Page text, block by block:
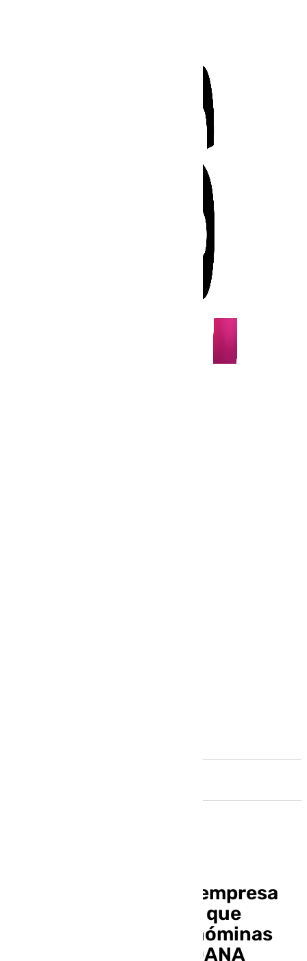
Trabajadores de una empresa
de Málaga denuncian que
descontarán de sus nóminas
las ausencias por la DANA